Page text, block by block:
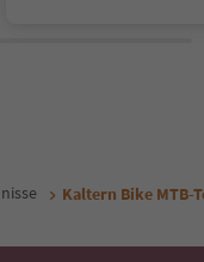
Kaltern Bike MTB-